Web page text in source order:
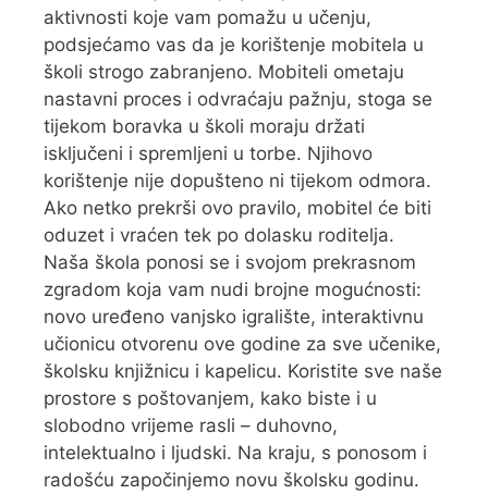
aktivnosti koje vam pomažu u učenju,
podsjećamo vas da je korištenje mobitela u
školi strogo zabranjeno. Mobiteli ometaju
nastavni proces i odvraćaju pažnju, stoga se
tijekom boravka u školi moraju držati
isključeni i spremljeni u torbe. Njihovo
korištenje nije dopušteno ni tijekom odmora.
Ako netko prekrši ovo pravilo, mobitel će biti
oduzet i vraćen tek po dolasku roditelja.
Naša škola ponosi se i svojom prekrasnom
zgradom koja vam nudi brojne mogućnosti:
novo uređeno vanjsko igralište, interaktivnu
učionicu otvorenu ove godine za sve učenike,
školsku knjižnicu i kapelicu. Koristite sve naše
prostore s poštovanjem, kako biste i u
slobodno vrijeme rasli – duhovno,
intelektualno i ljudski. Na kraju, s ponosom i
radošću započinjemo novu školsku godinu.